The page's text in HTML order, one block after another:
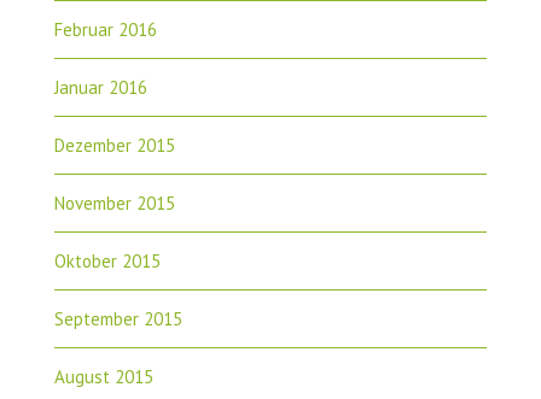
Februar 2016
Januar 2016
Dezember 2015
November 2015
Oktober 2015
September 2015
August 2015